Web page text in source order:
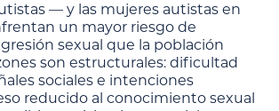
— y las mujeres autistas en
un mayor riesgo de
sexual que la población
son estructurales: dificultad
sociales e intenciones
reducido al conocimiento sexual